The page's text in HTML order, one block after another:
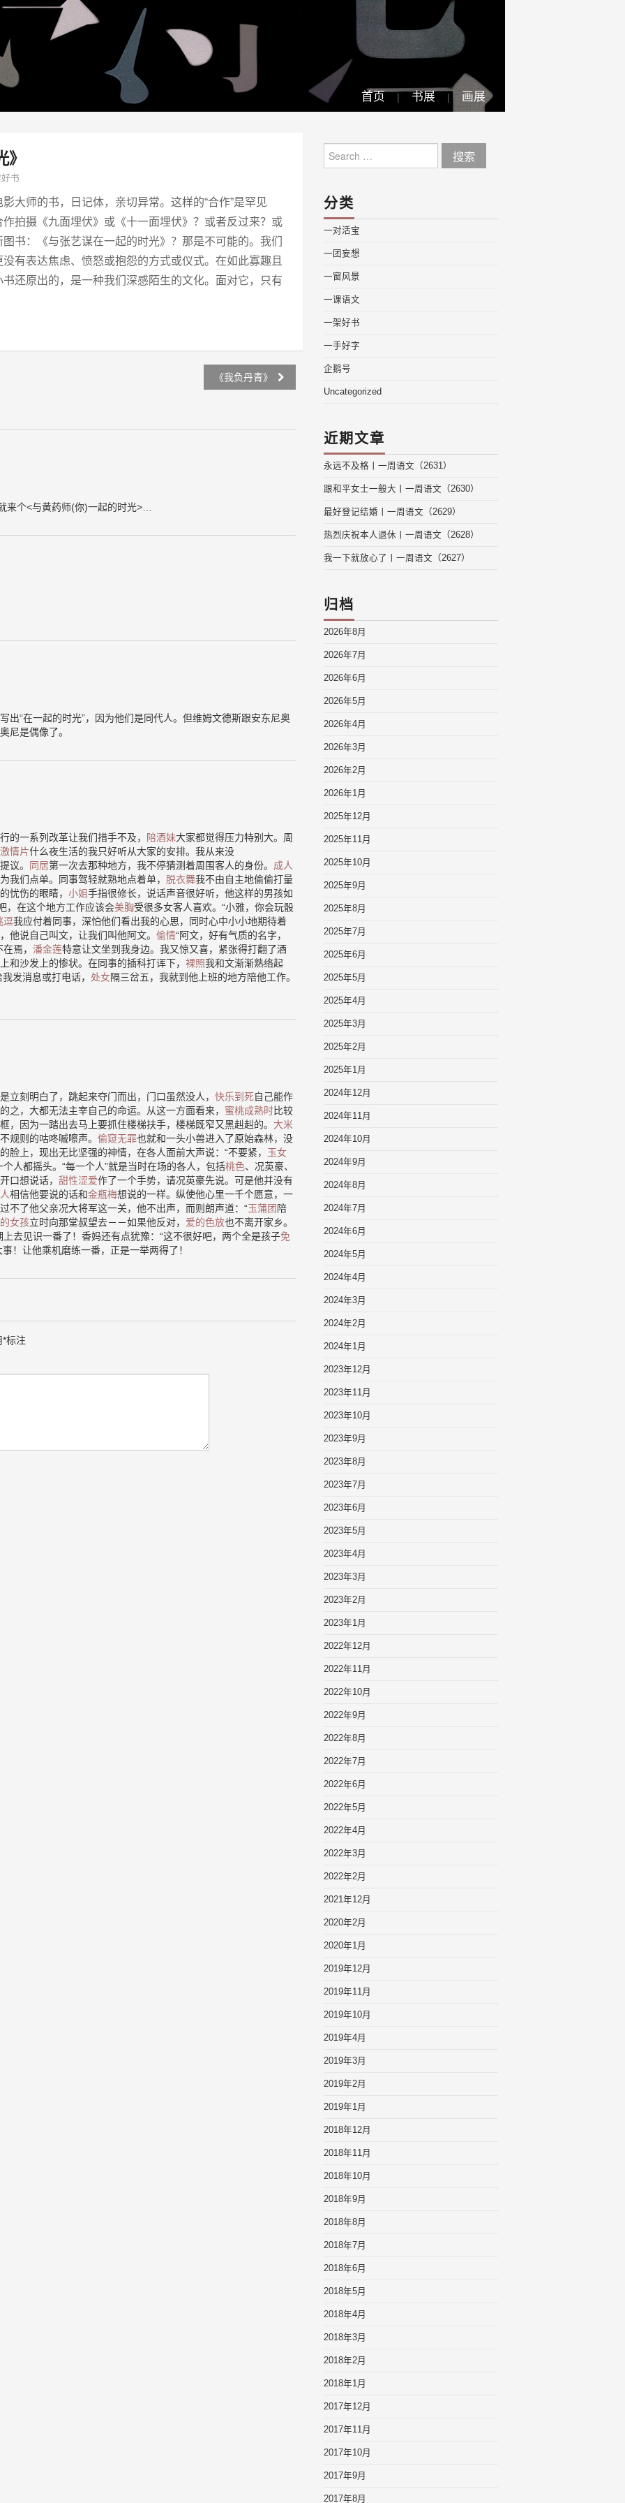
首页 书展 画展
书
大师的书，日记体，亲切异常。这样的“合作”是罕见
拍摄《九面埋伏》或《十一面埋伏》？或者反过来？或
书：《与张艺谋在一起的时光》？那是不可能的。我们
有表达焦虑、愤怒或抱怨的方式或仪式。在如此寡趣且
还原出的，是一种我们深感陌生的文化。面对它，只有
《我负丹青》
来个<与黄药师(你)一起的时光>…
出“在一起的时光”，因为他们是同代人。但维姆文德斯跟安东尼奥
尼是偶像了。
的一系列改革让我们措手不及， 陪酒妹大家都觉得压力特别大。周
激情片什么夜生活的我只好听从大家的安排。我从来没
议。
同居第一次去那种地方，我不停猜测着周围客人的身份。 成人
我们点单。同事驾轻就熟地点着单， 脱衣舞我不由自主地偷偷打量
忧伤的眼睛， 小姐手指很修长，说话声音很好听，他这样的男孩如
，在这个地方工作应该会美胸受很多女客人喜欢。“小雅，你会玩骰
逗我应付着同事，深怕他们看出我的心思，同时心中小小地期待着
他说自己叫文，让我们叫他阿文。 偷情“阿文，好有气质的名字，
焉， 潘金莲特意让文坐到我身边。我又惊又喜，紧张得打翻了酒
和沙发上的惨状。在同事的插科打诨下， 裸照我和文渐渐熟络起
发消息或打电话， 处女隔三岔五，我就到他上班的地方陪他工作。
立刻明白了，跳起来夺门而出，门口虽然没人， 快乐到死自己能作
之，大都无法主宰自己的命运。从这一方面看来， 蜜桃成熟时比较
，因为一踏出去马上要抓住楼梯扶手，楼梯既窄又黑赳赳的。 大米
规则的咕咚嘁嚓声。 偷窥无罪也就和一头小兽进入了原始森林，没
脸上，现出无比坚强的神情，在各人面前大声说：“不要紧， 玉女
人都摇头。“每一个人”就是当时在场的各人，包括桃色、况英豪、
口想说话， 甜性涩爱作了一个手势，请况英豪先说。可是他并没有
相信他要说的话和金瓶梅想说的一样。纵使他心里一千个愿意，一
不了他父亲况大将军这一关，他不出声，而则朗声道：“玉蒲团 陪
女孩立时向那堂叔望去－－如果他反对， 爱的色放也不离开家乡。
去见识一番了！香妈还有点犹豫：“这不很好吧，两个全是孩子免
！让他乘机磨练一番，正是一举两得了！
*标注
for:
分类
一对活宝
一团妄想
一窗风景
一课语文
一架好书
一手好字
企鹅号
Uncategorized
近期文章
永远不及格丨一周语文（2631）
跟和平女士一般大丨一周语文（2630）
最好登记结婚丨一周语文（2629）
热烈庆祝本人退休丨一周语文（2628）
我一下就放心了丨一周语文（2627）
归档
2026年8月
2026年7月
2026年6月
2026年5月
2026年4月
2026年3月
2026年2月
2026年1月
2025年12月
2025年11月
2025年10月
2025年9月
2025年8月
2025年7月
2025年6月
2025年5月
2025年4月
2025年3月
2025年2月
2025年1月
2024年12月
2024年11月
2024年10月
2024年9月
2024年8月
2024年7月
2024年6月
2024年5月
2024年4月
2024年3月
2024年2月
2024年1月
2023年12月
2023年11月
2023年10月
2023年9月
2023年8月
2023年7月
2023年6月
2023年5月
2023年4月
2023年3月
2023年2月
2023年1月
2022年12月
2022年11月
2022年10月
2022年9月
2022年8月
2022年7月
2022年6月
2022年5月
2022年4月
2022年3月
2022年2月
2021年12月
2020年2月
2020年1月
2019年12月
2019年11月
2019年10月
2019年4月
2019年3月
2019年2月
2019年1月
2018年12月
2018年11月
2018年10月
2018年9月
2018年8月
2018年7月
2018年6月
2018年5月
2018年4月
2018年3月
2018年2月
2018年1月
2017年12月
2017年11月
2017年10月
2017年9月
2017年8月